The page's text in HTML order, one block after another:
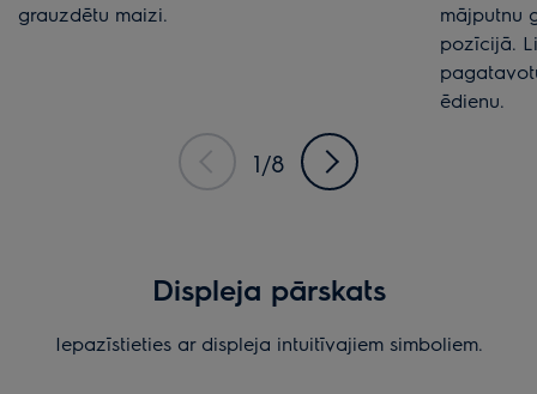
grauzdētu maizi.
mājputnu
pozīcijā.
ēdienu.
1/8
Displeja pārskats
Iepazīstieties ar displeja intuitīvajiem simboliem.